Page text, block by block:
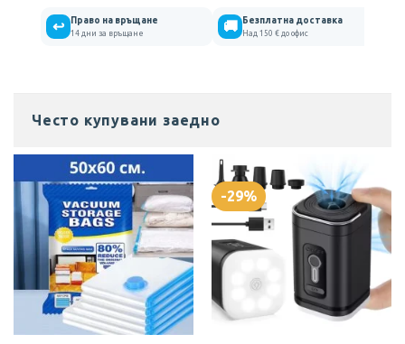
↩ Право на връщане
14 дни за връщане 🚚 Безплатна доставка
Над 150 € до офис
Често купувани заедно
-29%